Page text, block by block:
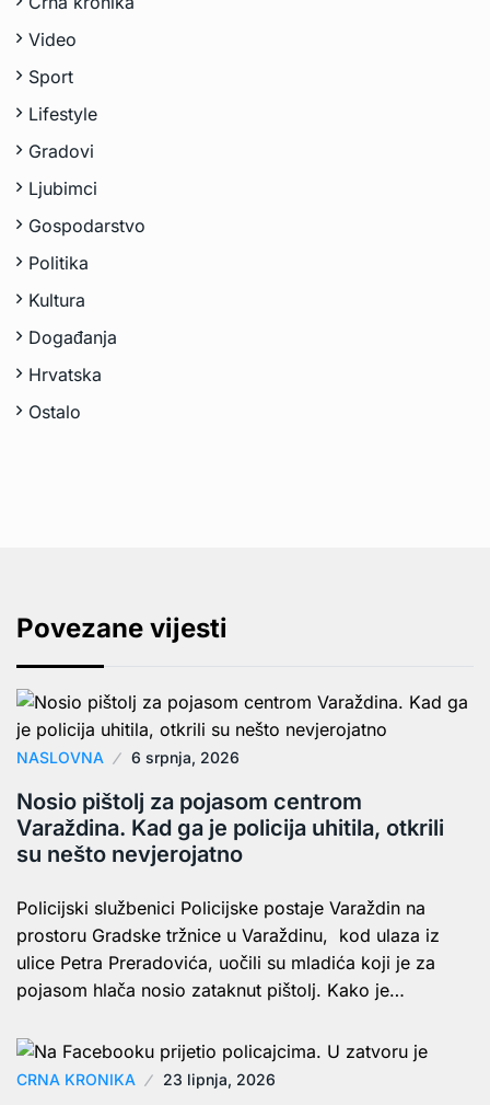
Video
Sport
Lifestyle
Gradovi
Ljubimci
Gospodarstvo
Politika
Kultura
Događanja
Hrvatska
Ostalo
Povezane vijesti
NASLOVNA 6 srpnja, 2026
Nosio pištolj za pojasom centrom
Varaždina. Kad ga je policija uhitila, otkrili
su nešto nevjerojatno
Policijski službenici Policijske postaje Varaždin na
prostoru Gradske tržnice u Varaždinu, kod ulaza iz
ulice Petra Preradovića, uočili su mladića koji je za
pojasom hlača nosio zataknut pištolj. Kako je…
CRNA KRONIKA 23 lipnja, 2026